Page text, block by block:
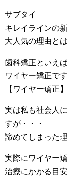
サブタイ
キレイラインの
大人気の理由と
歯科矯正といえ
ワイヤー矯正です
【ワイヤー矯正
実は私も社会人
すが・・・
諦めてしまった
実際にワイヤー
治療にかかる目